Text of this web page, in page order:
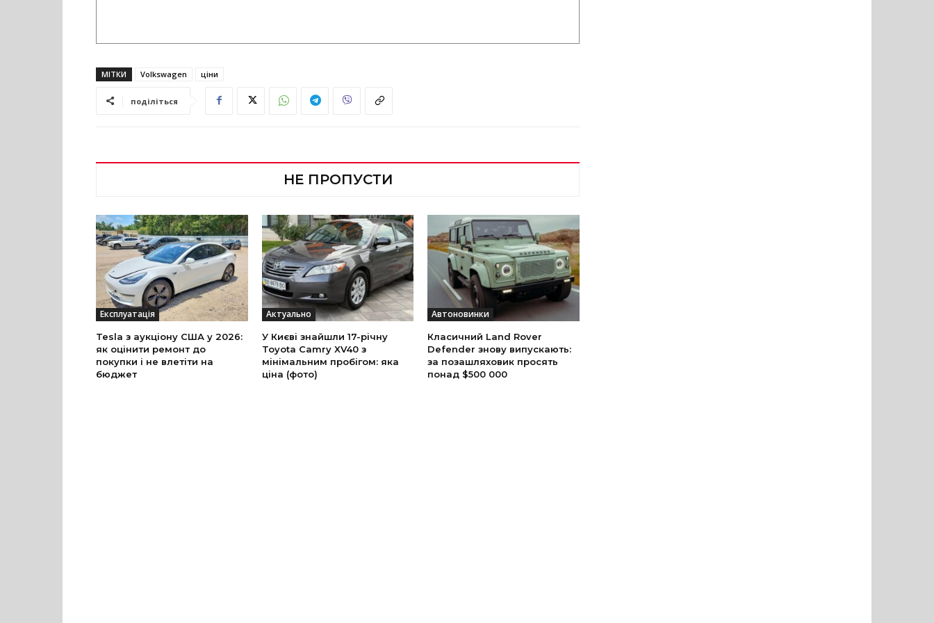
МІТКИ Volkswagen ціни
поділіться
НЕ ПРОПУСТИ
Експлуатація
Tesla з аукціону США у 2026:
як оцінити ремонт до
покупки і не влетіти на
бюджет
Актуально
У Києві знайшли 17-річну
Toyota Camry XV40 з
мінімальним пробігом: яка
ціна (фото)
Автоновинки
Класичний Land Rover
Defender знову випускають:
за позашляховик просять
понад $500 000